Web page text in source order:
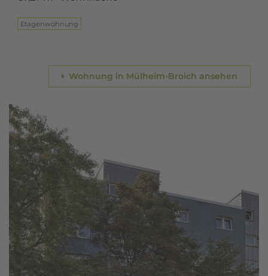
Eta­gen­woh­nung
Wohnung in Mülheim-Broich ansehen